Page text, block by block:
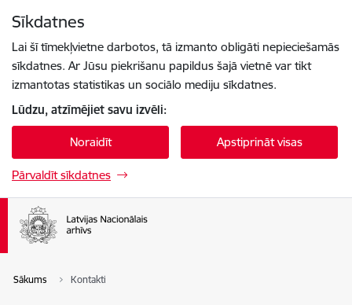
Sīkdatnes
Lai šī tīmekļvietne darbotos, tā izmanto obligāti nepieciešamās
sīkdatnes. Ar Jūsu piekrišanu papildus šajā vietnē var tikt
izmantotas statistikas un sociālo mediju sīkdatnes.
Lūdzu, atzīmējiet savu izvēli:
Noraidīt Apstiprināt visas
Pārvaldīt sīkdatnes
Sākums Kontakti